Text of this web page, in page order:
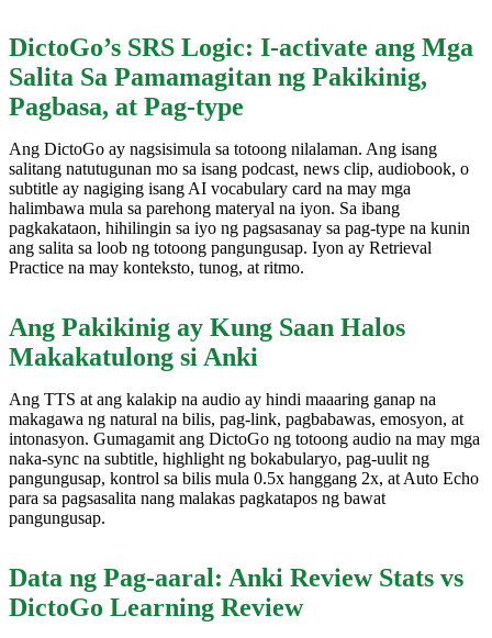
DictoGo’s SRS Logic: I-activate ang Mga
Salita Sa Pamamagitan ng Pakikinig,
Pagbasa, at Pag-type
Ang DictoGo ay nagsisimula sa totoong nilalaman. Ang isang
salitang natutugunan mo sa isang podcast, news clip, audiobook, o
subtitle ay nagiging isang AI vocabulary card na may mga
halimbawa mula sa parehong materyal na iyon. Sa ibang
pagkakataon, hihilingin sa iyo ng pagsasanay sa pag-type na kunin
ang salita sa loob ng totoong pangungusap. Iyon ay Retrieval
Practice na may konteksto, tunog, at ritmo.
Ang Pakikinig ay Kung Saan Halos
Makakatulong si Anki
Ang TTS at ang kalakip na audio ay hindi maaaring ganap na
makagawa ng natural na bilis, pag-link, pagbabawas, emosyon, at
intonasyon. Gumagamit ang DictoGo ng totoong audio na may mga
naka-sync na subtitle, highlight ng bokabularyo, pag-uulit ng
pangungusap, kontrol sa bilis mula 0.5x hanggang 2x, at Auto Echo
para sa pagsasalita nang malakas pagkatapos ng bawat
pangungusap.
Data ng Pag-aaral: Anki Review Stats vs
DictoGo Learning Review